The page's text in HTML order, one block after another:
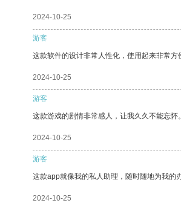
2024-10-25
游客
这款软件的设计非常人性化，使用起来非常方
2024-10-25
游客
这款游戏的剧情非常感人，让我久久不能忘怀。
2024-10-25
游客
这款app就像我的私人助理，随时随地为我的
2024-10-25